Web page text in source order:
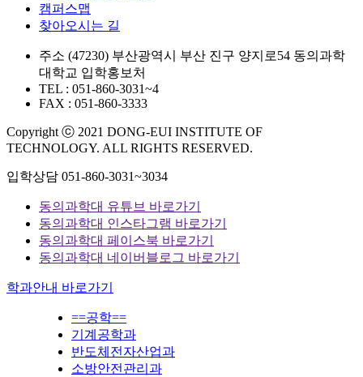
캠퍼스맵
찾아오시는 길
주소 (47230) 부산광역시 부산 진구 양지로54 동의과학
대학교 입학홍보처
TEL : 051-860-3031~4
FAX : 051-860-3333
Copyright ⓒ 2021 DONG-EUI INSTITUTE OF
TECHNOLOGY. ALL RIGHTS RESERVED.
입학상담 051-860-3031~3034
동의과학대 유튜브 바로가기
동의과학대 인스타그램 바로가기
동의과학대 페이스북 바로가기
동의과학대 네이버블로그 바로가기
학과안내 바로가기
==공학==
기계공학과
반도체전자산업과
소방안전관리과